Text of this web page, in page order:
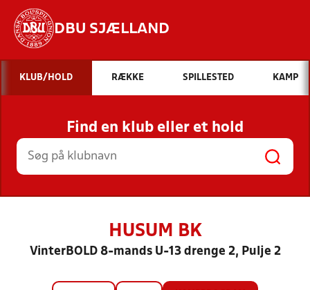
DBU SJÆLLAND
Hvad vil du søge efter?
INDHOLD OG NYHEDER
STILLINGER, RESULTATER, KLUBBER OG
HOLD
KLUB/HOLD RÆKKE SPILLESTED KAMP
Find en klub eller et hold
HUSUM BK
VinterBOLD 8-mands U-13 drenge 2, Pulje 2